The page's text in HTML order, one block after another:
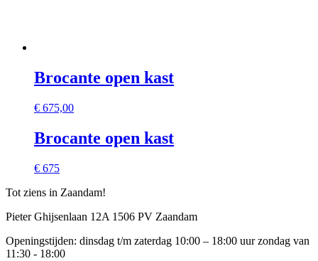
Brocante open kast
€ 675,00
Brocante open kast
€ 675
Tot ziens in Zaandam!
Pieter Ghijsenlaan 12A 1506 PV Zaandam
Openingstijden: dinsdag t/m zaterdag 10:00 – 18:00 uur zondag van
11:30 - 18:00